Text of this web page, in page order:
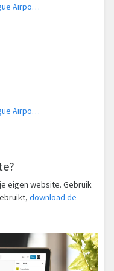
Lifeliner 2 naar Rotterdam The Hague Airport, Lekdijk
Lifeliner 2 naar Rotterdam The Hague Airport, Lekdijk
eigen website. Gebruik
download de